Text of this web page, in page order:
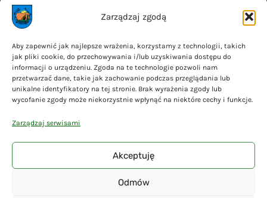
Zarządzaj zgodą
Aby zapewnić jak najlepsze wrażenia, korzystamy z technologii, takich
jak pliki cookie, do przechowywania i/lub uzyskiwania dostępu do
informacji o urządzeniu. Zgoda na te technologie pozwoli nam
przetwarzać dane, takie jak zachowanie podczas przeglądania lub
unikalne identyfikatory na tej stronie. Brak wyrażenia zgody lub
wycofanie zgody może niekorzystnie wpłynąć na niektóre cechy i funkcje.
Zarządzaj serwisami
Akceptuję
Odmów
Na skróty
Polityka prywatności
Polityka plików cookies (EU)
Deklaracja dostępności
Mapa serwisu